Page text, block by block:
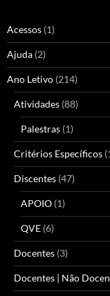
Acessos (1)
Ajuda (2)
Ano Letivo (214)
Atividades (88)
Palestras (1)
Critérios Específicos
Discentes (47)
APOIO (1)
QVE (6)
Docentes (3)
Docentes | Não